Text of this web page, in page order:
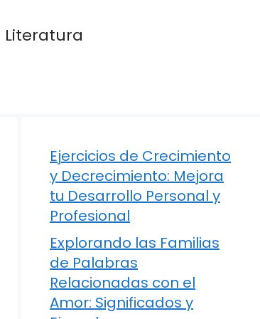
Literatura
Ejercicios de Crecimiento
y Decrecimiento: Mejora
tu Desarrollo Personal y
Profesional
Explorando las Familias
de Palabras
Relacionadas con el
Amor: Significados y